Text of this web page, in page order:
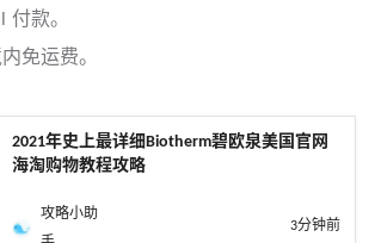
付款。
免运费。
2021年史上最详细Biotherm碧欧泉美国官网
海淘购物教程攻略
攻略小助
3分钟前